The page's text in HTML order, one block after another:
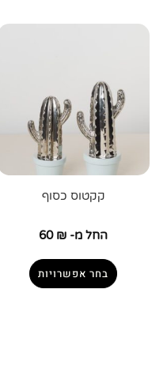
קקטוס כסוף
החל מ- 60₪
בחר אפשרויות